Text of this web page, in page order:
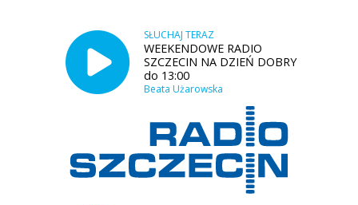
SŁUCHAJ TERAZ
WEEKENDOWE RADIO
SZCZECIN NA DZIEŃ DOBRY
do 13:00
Beata Użarowska